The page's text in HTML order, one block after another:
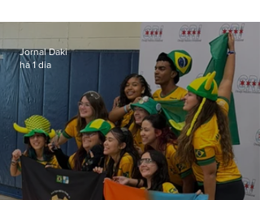
viraram colunistas de si
Jornal Daki
há 1 dia